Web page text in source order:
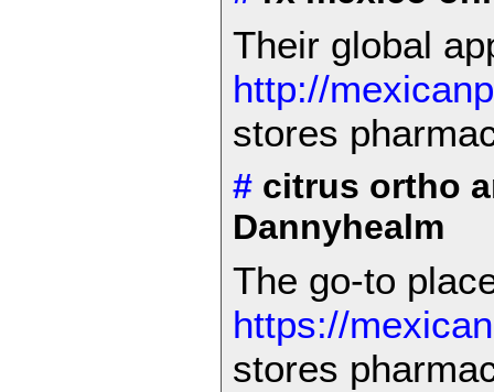
Their global
http://
stores
# citrus ortho
Dannyhealm
The go-to
https://
stores